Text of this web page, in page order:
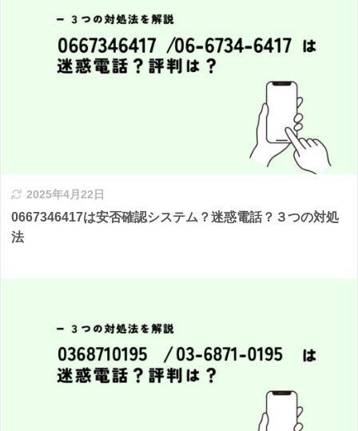
2025年4月22日
0667346417は安否確認システム？迷惑電話？３つの対処
法